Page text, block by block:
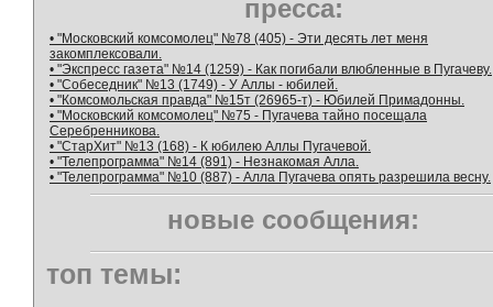
пресса:
• "Московский комсомолец" №78 (405) - Эти десять лет меня
закомплексовали.
• "Экспресс газета" №14 (1259) - Как погибали влюбленные в Пугачеву.
• "Собеседник" №13 (1749) - У Аллы - юбилей.
• "Комсомольская правда" №15т (26965-т) - Юбилей Примадонны.
• "Московский комсомолец" №75 - Пугачева тайно посещала
Серебренникова.
• "СтарХит" №13 (168) - К юбилею Аллы Пугачевой.
• "Телепрограмма" №14 (891) - Незнакомая Алла.
• "Телепрограмма" №10 (887) - Алла Пугачева опять разрешила весну.
новые сообщения:
топ темы: